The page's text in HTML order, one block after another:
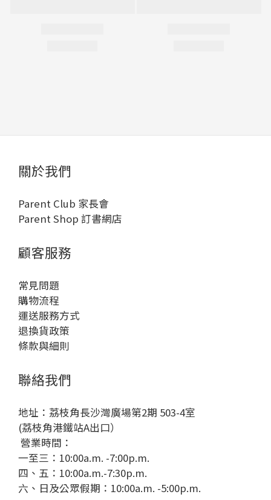
關於我們
Parent Club 家長會
Parent Shop 訂書網店
顧客服務
常見問題
購物流程
運送服務方式
退換貨政策
條款與細則
聯絡我們
地址：荔枝角長沙灣廣場第2期 503-4室
(荔枝角港鐵站A出口）
營業時間：
一至三：10:00a.m. -7:00p.m.
四、五：10:00a.m.-7:30p.m.
六、日及公眾假期：10:00a.m. -5:00p.m.